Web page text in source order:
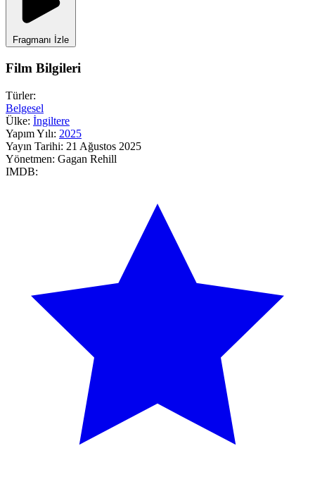
Fragmanı İzle
Film Bilgileri
Türler:
Belgesel
Ülke: İngiltere
Yapım Yılı: 2025
Yayın Tarihi: 21 Ağustos 2025
Yönetmen: Gagan Rehill
IMDB: